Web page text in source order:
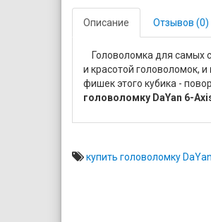
Описание Отзывов (0)
Головоломка для самых
и красотой головоломок, и
фишек этого кубика -
головоломку DaYan 6-
купить головоломку